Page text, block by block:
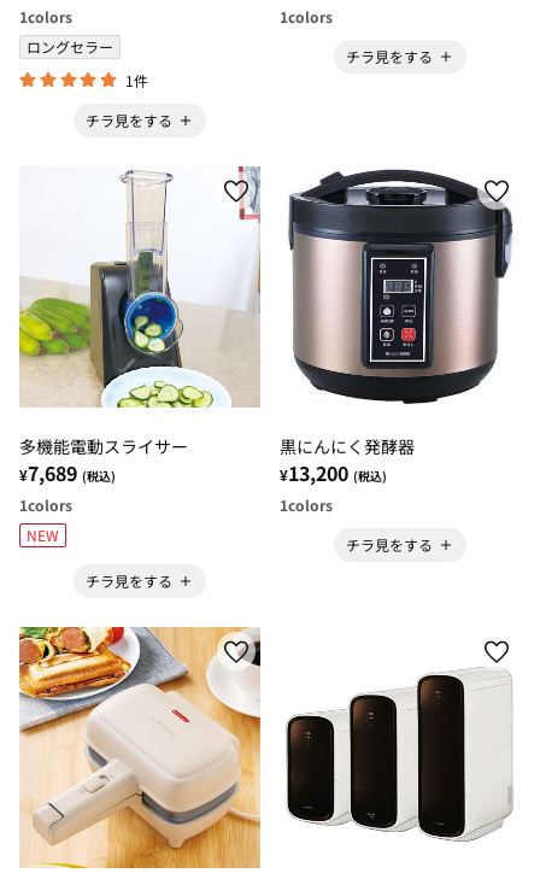
1colors
ロングセラー
1件
チラ見をする
1colors
チラ見をする
多機能電動スライサー
¥7,689 (税込)
1colors
NEW
チラ見をする
黒にんにく発酵器
¥13,200 (税込)
1colors
チラ見をする